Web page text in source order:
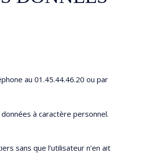
au 01.45.44.46.20 ou par
à caractère personnel.
sans que l’utilisateur n’en ait